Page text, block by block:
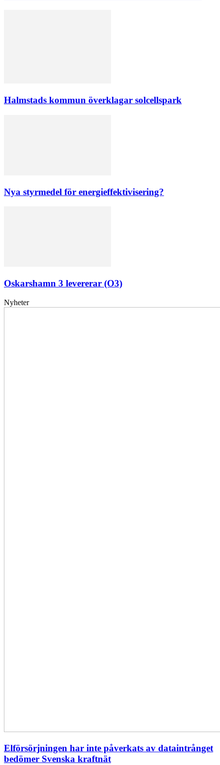
Halmstads kommun överklagar solcellspark
Nya styrmedel för energieffektivisering?
Oskarshamn 3 levererar (O3)
Nyheter
Elförsörjningen har inte påverkats av dataintrånget
bedömer Svenska kraftnät